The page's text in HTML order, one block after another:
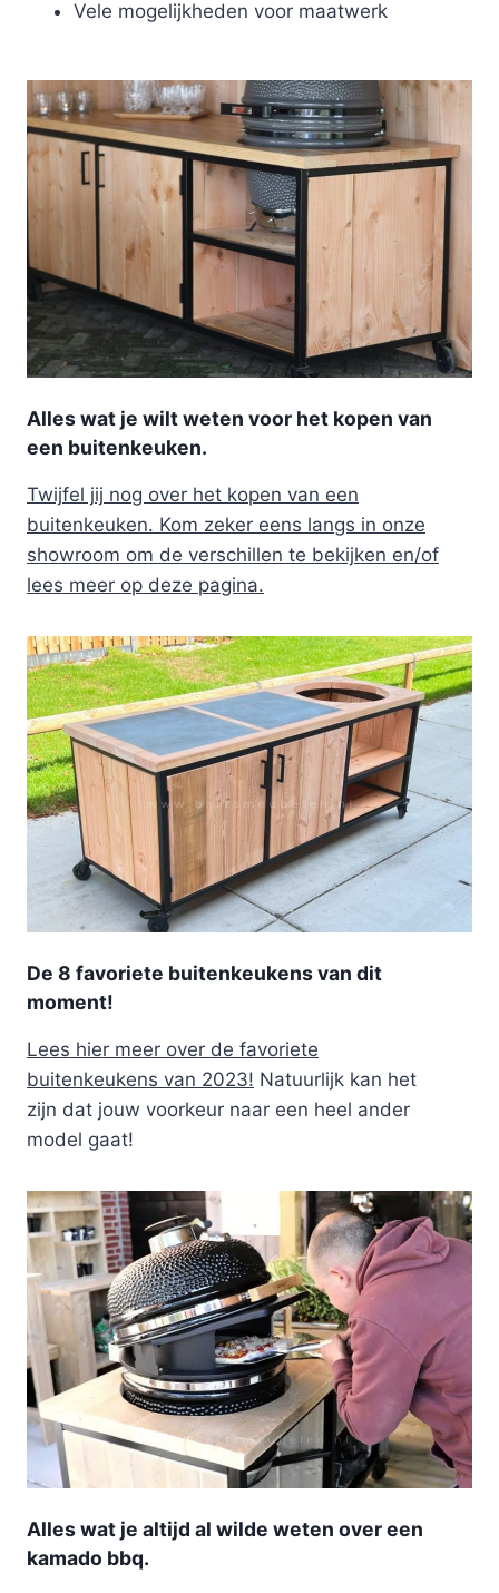
Vele mogelijkheden voor maatwerk
Alles wat je wilt weten voor het kopen van
een buitenkeuken.
Twijfel jij nog over het kopen van een
buitenkeuken. Kom zeker eens langs in onze
showroom om de verschillen te bekijken en/of
lees meer op deze pagina.
De 8 favoriete buitenkeukens van dit
moment!
Lees hier meer over de favoriete
buitenkeukens van 2023! Natuurlijk kan het
zijn dat jouw voorkeur naar een heel ander
model gaat!
Alles wat je altijd al wilde weten over een
kamado bbq.